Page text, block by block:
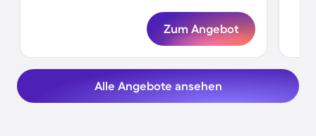
Zum Angebot
Alle Angebote ansehen